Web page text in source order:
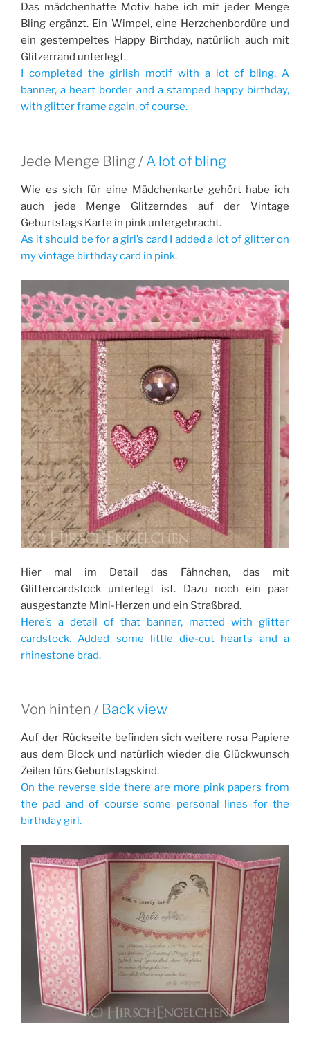
Das mädchenhafte Motiv habe ich mit jeder Menge
Bling ergänzt. Ein Wimpel, eine Herzchenbordüre und
ein gestempeltes Happy Birthday, natürlich auch mit
Glitzerrand unterlegt.
I completed the girlish motif with a lot of bling. A
banner, a heart border and a stamped happy birthday,
with glitter frame again, of course.
Jede Menge Bling / A lot of bling
Wie es sich für eine Mädchenkarte gehört habe ich
auch jede Menge Glitzerndes auf der Vintage
Geburtstags Karte in pink untergebracht.
As it should be for a girl’s card I added a lot of glitter on
my vintage birthday card in pink.
Hier mal im Detail das Fähnchen, das mit
Glittercardstock unterlegt ist. Dazu noch ein paar
ausgestanzte Mini-Herzen und ein Straßbrad.
Here’s a detail of that banner, matted with glitter
cardstock. Added some little die-cut hearts and a
rhinestone brad.
Von hinten / Back view
Auf der Rückseite befinden sich weitere rosa Papiere
aus dem Block und natürlich wieder die Glückwunsch
Zeilen fürs Geburtstagskind.
On the reverse side there are more pink papers from
the pad and of course some personal lines for the
birthday girl.